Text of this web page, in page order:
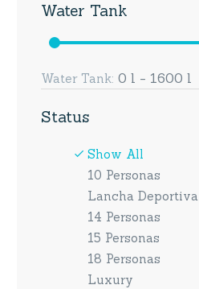
Water Tank
Water Tank: 0 l - 1600 l
Status
Show All
10 Personas
Lancha Deportiva
14 Personas
15 Personas
18 Personas
Luxury